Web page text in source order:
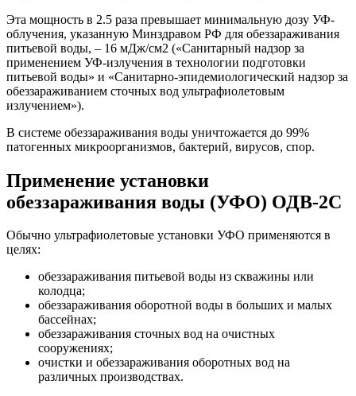
Эта мощность в 2.5 раза превышает минимальную дозу УФ-
облучения, указанную Минздравом РФ для обеззараживания
питьевой воды, – 16 мДж/см2 («Санитарный надзор за
применением УФ-излучения в технологии подготовки
питьевой воды» и «Санитарно-эпидемиологический надзор за
обеззараживанием сточных вод ультрафиолетовым
излучением»).
В системе обеззараживания воды уничтожается до 99%
патогенных микроорганизмов, бактерий, вирусов, спор.
Применение установки
обеззараживания воды (УФО) ОДВ-2С
Обычно ультрафиолетовые установки УФО применяются в
целях:
обеззараживания питьевой воды из скважины или
колодца;
обеззараживания оборотной воды в больших и малых
бассейнах;
обеззараживания сточных вод на очистных
сооружениях;
очистки и обеззараживания оборотных вод на
различных производствах.